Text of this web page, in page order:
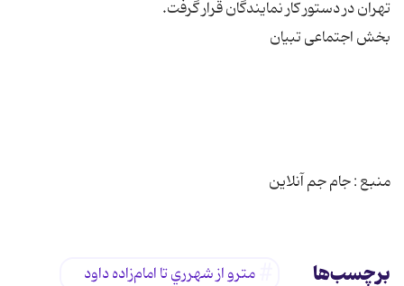
منبع : جام جم آنلاین
برچسب‌ها مترو از شهرري تا امام‌زاده ‌داود